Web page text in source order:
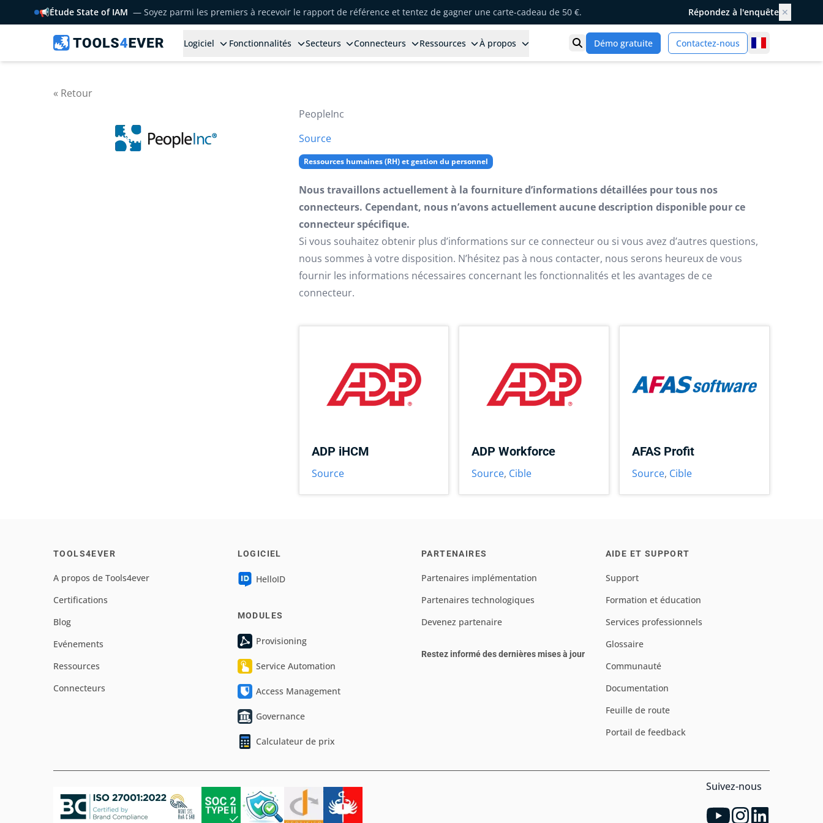
📢Étude State of IAM — Soyez parmi les premiers à recevoir le rapport de référence et tentez de gagner une carte-cadeau de 50 €. Répondez à l'enquête ✕
Logiciel Fonctionnalités Secteurs Connecteurs Ressources À propos Ouvrir la recherche
Démo gratuite Contactez-nous
« Retour
PeopleInc
Source
Ressources humaines (RH) et gestion du personnel
Nous travaillons actuellement à la fourniture d’informations détaillées pour tous nos
connecteurs. Cependant, nous n’avons actuellement aucune description disponible pour ce
connecteur spécifique.
Si vous souhaitez obtenir plus d’informations sur ce connecteur ou si vous avez d’autres questions,
nous sommes à votre disposition. N’hésitez pas à nous contacter, nous serons heureux de vous
fournir les informations nécessaires concernant les fonctionnalités et les avantages de ce
connecteur.
ADP iHCM
Source
ADP Workforce
Source, Cible
AFAS Profit
Source, Cible
TOOLS4EVER
A propos de Tools4ever
Certifications
Blog
Evénements
Ressources
Connecteurs
LOGICIEL
HelloID
MODULES
Provisioning
Service Automation
Access Management
Governance
Calculateur de prix
PARTENAIRES
Partenaires implémentation
Partenaires technologiques
Devenez partenaire
Restez informé des dernières mises à jour
AIDE ET SUPPORT
Support
Formation et éducation
Services professionnels
Glossaire
Communauté
Documentation
Feuille de route
Portail de feedback
Suivez-nous